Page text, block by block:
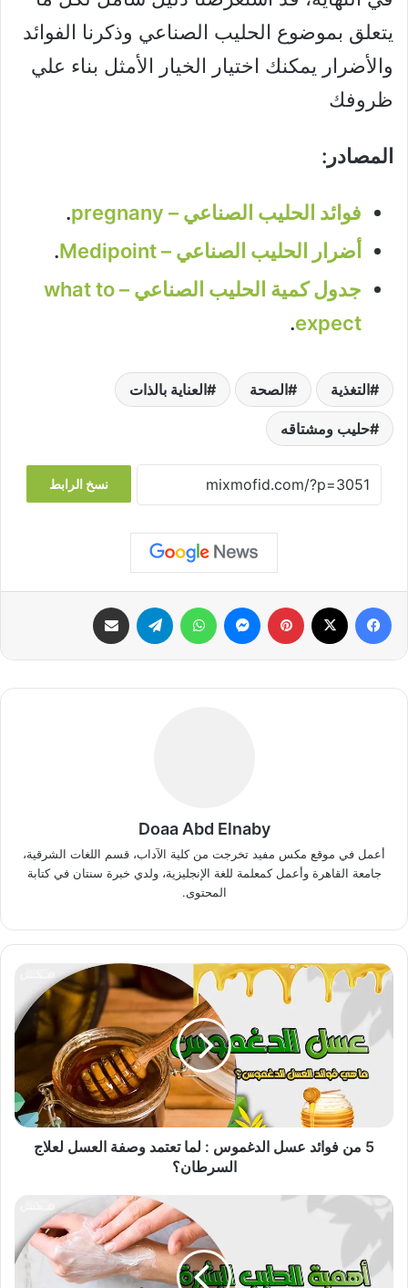
يتعلق بموضوع الحليب الصناعي وذكرنا الفوائد
والأضرار يمكنك اختيار الخيار الأمثل بناء علي
ظروفك
المصادر:
فوائد الحليب الصناعي – pregnany
.
أضرار الحليب الصناعي – Medipoint
.
جدول كمية الحليب الصناعي – what to
expect
.
التغذية الصحة العناية بالذات
حليب ومشتاقه
نسخ الرابط
فيسبوك بينتيريست ماسنجر واتساب تيلقرام
Doaa Abd Elnaby
أعمل في موقع مكس مفيد تخرجت من كلية الآداب، قسم اللغات الشرقية،
جامعة القاهرة وأعمل كمعلمة للغة الإنجليزية، ولدي خبرة سنتان في كتابة
المحتوى.
5
من
فوائد
الدغموس
العسل 5 من فوائد عسل الدغموس : لما تعتمد وصفة العسل لعلاج
السرطان؟
فوائد
للبشرة
وكيفية
استخدامه